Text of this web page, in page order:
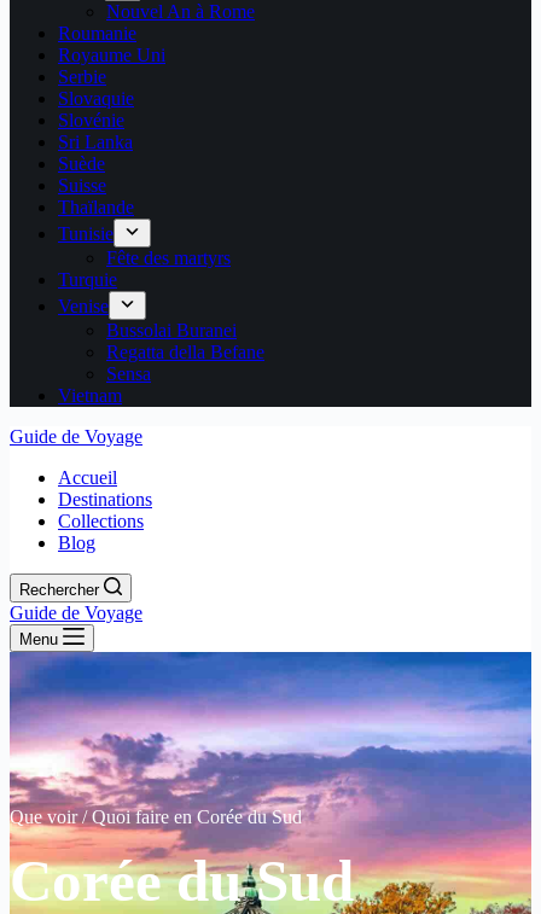
Nouvel An à Rome
Roumanie
Royaume Uni
Serbie
Slovaquie
Slovénie
Sri Lanka
Suède
Suisse
Thaïlande
Tunisie
Fête des martyrs
Turquie
Venise
Bussolai Buranei
Regatta della Befane
Sensa
Vietnam
Guide de Voyage
Accueil
Destinations
Collections
Blog
Rechercher
Guide de Voyage
Menu
Que voir / Quoi faire en Corée du Sud
Corée du Sud